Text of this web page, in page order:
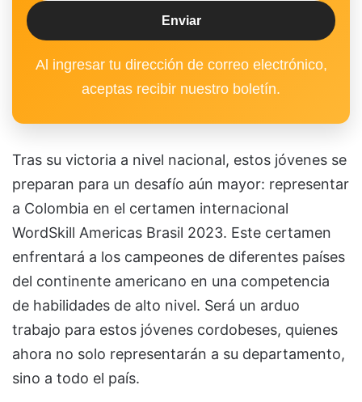
Al ingresar tu dirección de correo electrónico,
aceptas recibir nuestro boletín.
Tras su victoria a nivel nacional, estos jóvenes se
preparan para un desafío aún mayor: representar
a Colombia en el certamen internacional
WordSkill Americas Brasil 2023. Este certamen
enfrentará a los campeones de diferentes países
del continente americano en una competencia
de habilidades de alto nivel. Será un arduo
trabajo para estos jóvenes cordobeses, quienes
ahora no solo representarán a su departamento,
sino a todo el país.